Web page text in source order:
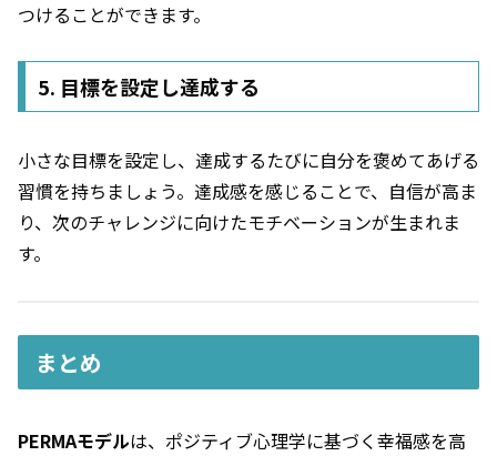
つけることができます。
5. 目標を設定し達成する
小さな目標を設定し、達成するたびに自分を褒めてあげる
習慣を持ちましょう。達成感を感じることで、自信が高ま
り、次のチャレンジに向けたモチベーションが生まれま
す。
まとめ
PERMAモデルは、ポジティブ心理学に基づく幸福感を高